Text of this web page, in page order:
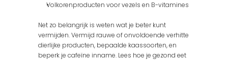
Volkorenproducten voor vezels en B-vitamines
Net zo belangrijk is weten wat je beter kunt
vermijden. Vermijd rauwe of onvoldoende verhitte
dierlijke producten, bepaalde kaassoorten, en
beperk je cafeïne inname. Lees hoe je gezond eet